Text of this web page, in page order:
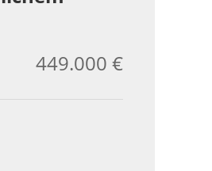
449.000 €